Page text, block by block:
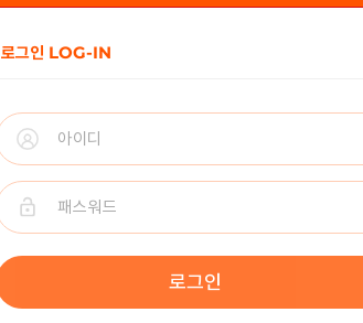
로그인 LOG-IN
로그인
지원기업을 입력해 주세요.